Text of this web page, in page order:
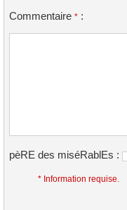
Commentaire * :
pèRE des miséRablEs :
* Information requise.